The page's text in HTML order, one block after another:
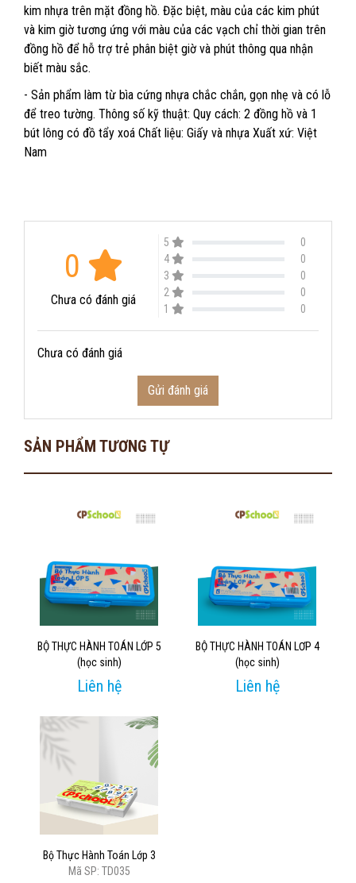
kim nhựa trên mặt đồng hồ. Đặc biệt, màu của các kim phút
và kim giờ tương ứng với màu của các vạch chỉ thời gian trên
đồng hồ để hỗ trợ trẻ phân biệt giờ và phút thông qua nhận
biết màu sắc.
- Sản phẩm làm từ bìa cứng nhựa chắc chắn, gọn nhẹ và có lỗ
để treo tường. Thông số kỹ thuật: Quy cách: 2 đồng hồ và 1
bút lông có đồ tẩy xoá Chất liệu: Giấy và nhựa Xuất xứ: Việt
Nam
0
Chưa có đánh giá
5
0
4
0
3
0
2
0
1
0
Chưa có đánh giá
Gửi đánh giá
SẢN PHẨM TƯƠNG TỰ
BỘ THỰC HÀNH TOÁN LỚP 5
(học sinh)
Liên hệ
BỘ THỰC HÀNH TOÁN LƠP 4
(học sinh)
Liên hệ
Bộ Thực Hành Toán Lớp 3
Mã SP: TD035